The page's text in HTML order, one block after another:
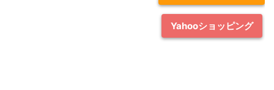
Yahooショッピング